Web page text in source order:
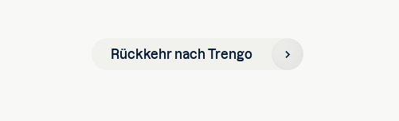
Rückkehr nach Trengo